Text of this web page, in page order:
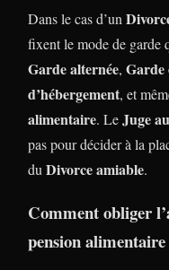
Dans le cas d’un
fixent le mode de garde
Garde alternée, Garde
d’hébergement, et
alimentaire. LeJuge
pas pour décider à la
du Divorce amiable.
Comment obliger
pension